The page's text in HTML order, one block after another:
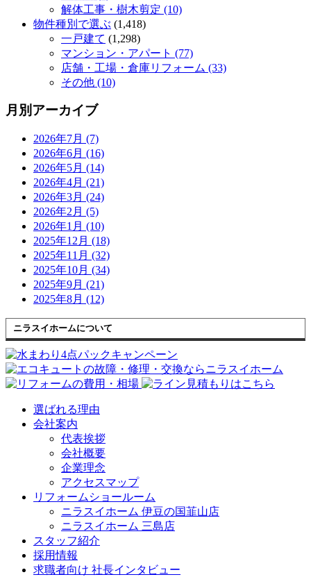
解体工事・樹木剪定 (10)
物件種別で選ぶ (1,418)
一戸建て (1,298)
マンション・アパート (77)
店舗・工場・倉庫リフォーム (33)
その他 (10)
月別アーカイブ
2026年7月 (7)
2026年6月 (16)
2026年5月 (14)
2026年4月 (21)
2026年3月 (24)
2026年2月 (5)
2026年1月 (10)
2025年12月 (18)
2025年11月 (32)
2025年10月 (34)
2025年9月 (21)
2025年8月 (12)
ニラスイホームについて
選ばれる理由
会社案内
代表挨拶
会社概要
企業理念
アクセスマップ
リフォームショールーム
ニラスイホーム 伊豆の国韮山店
ニラスイホーム 三島店
スタッフ紹介
採用情報
求職者向け 社長インタビュー